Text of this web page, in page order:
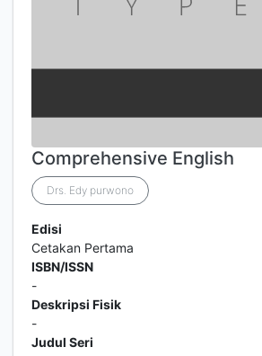
Comprehensive English
Drs. Edy purwono
Edisi
Cetakan Pertama
ISBN/ISSN
-
Deskripsi Fisik
-
Judul Seri